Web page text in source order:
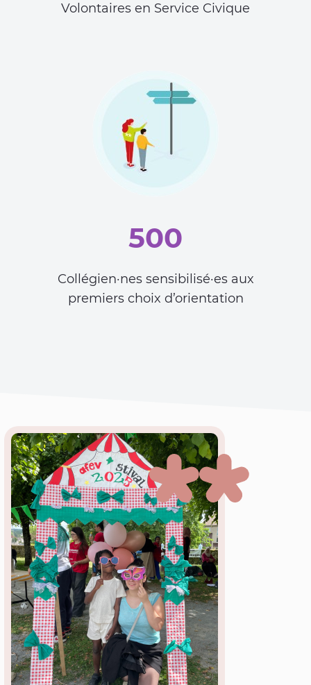
Volontaires en Service Civique
500
Collégien·nes sensibilisé·es aux
premiers choix d’orientation